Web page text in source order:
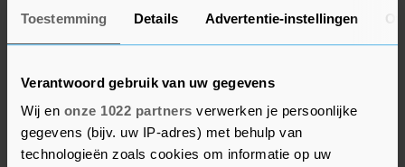
Toestemming Details Advertentie-instellingen
Verantwoord gebruik van uw gegevens
Wij en onze 1022 partners verwerken je persoonlijke
gegevens (bijv. uw IP-adres) met behulp van
technologieën zoals cookies om informatie op uw
Inmiddels bestaat het CFV niet meer en is het
over de lening beslist. Namens het ministerie van
Binnenlandse Zaken stemde die organisatie in
met het omzetten van de lening in de gift.